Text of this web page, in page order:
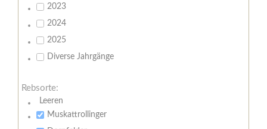
2023
2024
2025
Diverse Jahrgänge
Rebsorte:
Leeren
Muskattrollinger